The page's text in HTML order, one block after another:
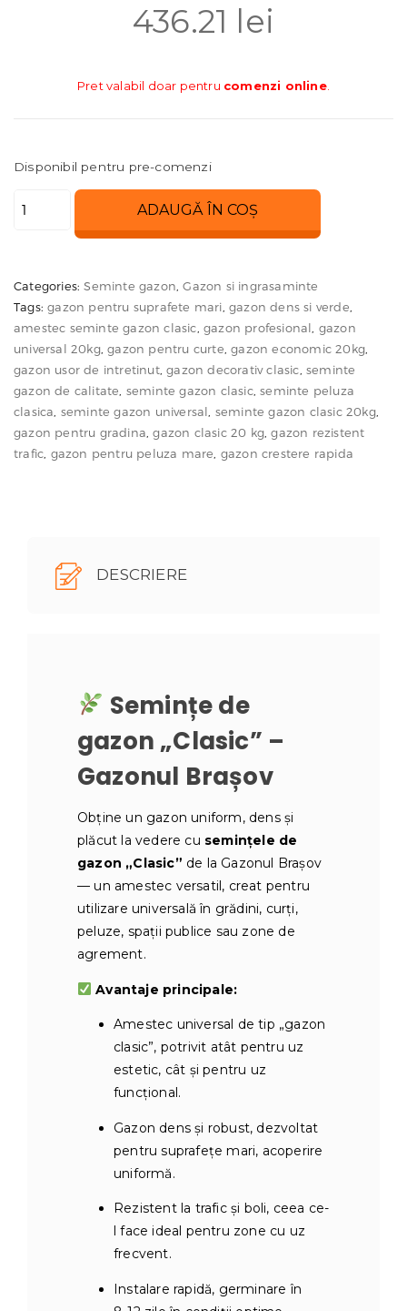
436.21 lei
Pret valabil doar pentru comenzi online.
Disponibil pentru pre-comenzi
Cantitate
20kg
ADAUGĂ ÎN COȘ
Categories:Seminte gazon ,Gazon si ingrasaminte
Tags:gazon pentru suprafete mari ,gazon dens si verde
amestec seminte gazon clasic ,gazon profesional gazon
universal 20kg,gazon pentru curte ,gazon economic 20kg
gazon usor de intretinut,gazon decorativ clasic ,seminte
gazon de calitate seminte gazon clasic,seminte peluza
clasica seminte gazon universal seminte gazon clasic 20kg,
gazon pentru gradina ,gazon clasic 20 kg ,gazon rezistent
trafic gazon pentru peluza mare gazon crestere rapida
DESCRIERE
Semințe de
gazon „Clasic” –
Gazonul Brașov
Obține un gazon uniform, dens și
plăcut la vedere cu semințele de
gazon „Clasic” de la Gazonul Brașov
— un amestec versatil, creat pentru
utilizare universală în grădini, curți,
peluze, spaţii publice sau zone de
agrement.
Avantaje principale:
Amestec universal de tip „gazon
clasic”, potrivit atât pentru uz
estetic, cât şi pentru uz
funcţional.
Gazon dens şi robust, dezvoltat
pentru suprafeţe mari, acoperire
uniformă.
Rezistent la trafic şi boli, ceea ce-
l face ideal pentru zone cu uz
frecvent.
Instalare rapidă, germinare în